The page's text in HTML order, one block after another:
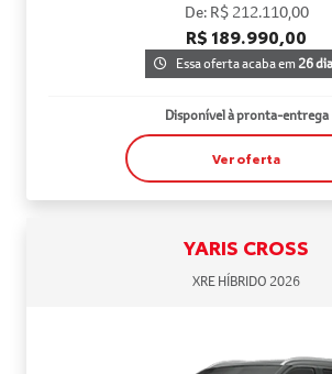
De: R$ 212.110,00
R$ 189.990,00
Essa oferta acaba em26
Disponível à pronta-entrega
Ver oferta
YARIS CROSS
XRE HÍBRIDO 2026